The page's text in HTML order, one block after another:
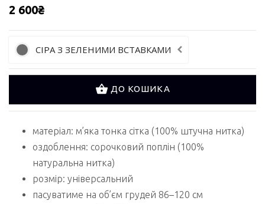
2 600₴
СІРА З ЗЕЛЕНИМИ ВСТАВКАМИ
ДО КОШИКА
матеріал: м’яка тонка сітка (100% штучна нитка)
оздоблення: сорочковий поплін (100%
натуральна нитка)
розмір: універсальний
пасуватиме на об’єм грудей 86–120 см